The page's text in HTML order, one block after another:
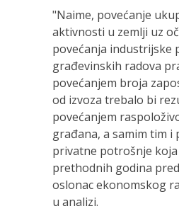
"Naime, povećanje
aktivnosti u zemlji uz
povećanja industrijske
građevinskih radova
povećanjem broja
od izvoza trebalo bi
povećanjem
građana, a samim tim i
privatne potrošnje koja
prethodnih godina
oslonac ekonomskog
u analizi.